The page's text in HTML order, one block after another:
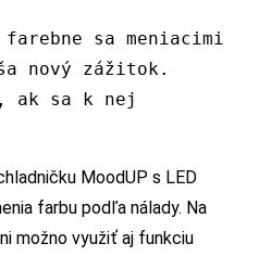
farebne sa meniacimi
nový zážitok.
ak sa k nej
MoodUP s LED
farbu podľa nálady. Na
možno využiť aj funkciu